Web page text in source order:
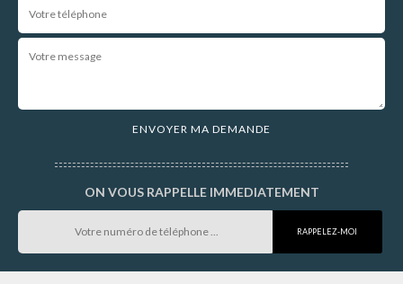
ON VOUS RAPPELLE IMMEDIATEMENT